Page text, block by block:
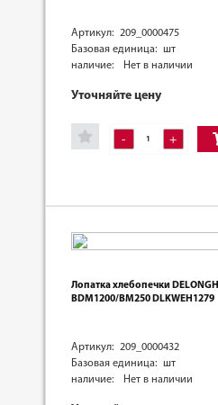
Артикул: 209_0000475
Базовая единица: шт
наличие:
Нет в наличии
Уточняйте цену
- +
Лопатка хлебопечки DELONGHI
BDM1200/BM250 DLKWEH1279
Артикул: 209_0000432
Базовая единица: шт
наличие:
Нет в наличии